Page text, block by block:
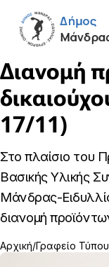
Διανομή
17/11)
Στο πλαίσιο του
Βασικής Υλικής
Μάνδρας-
διανομή
Αρχική Γραφείο Τύπου